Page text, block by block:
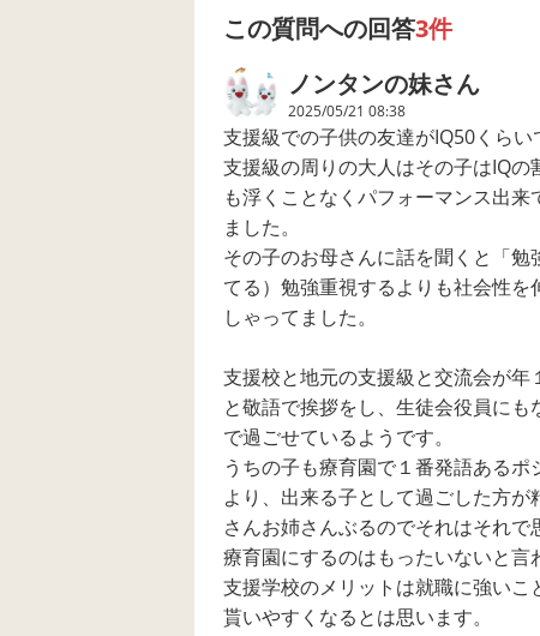
ていただいていま
す。 支援学級では本
ていただいていま
す。 毎日私が送り迎
えをしていたり、 交
流学級の授業は、1年
生の1学期の数回以来
参加していなかった
り、 現在は1年生の3
学期のお勉強をして
いたりするので、中
学校は支援学校へ行
かせていただきたい
と思っていました。
中学校の支援学級も
見学に行かせていた
だいたのですが、 小
学校の支援学級で一
緒だったお友達がい
たことや、1つ下の妹
(自閉症スペクトラム
です)も、中学校の支
援学級へ入学させて
いただこうと思って
いるので、 中学校の
支援学級と、支援学
校のどちらが良いの
この質問への回答3件
ノンタンの妹さん
2025/05/21 08:38
支援級での子供の友達がIQ50くらい
支援級の周りの大人はその子はIQ
も浮くことなくパフォーマンス出
ました。
その子のお母さんに話を聞くと「
てる）勉強重視するよりも社会性
しゃってました。
支援校と地元の支援級と交流会が
と敬語で挨拶をし、生徒会役員に
で過ごせているようです。
うちの子も療育園で１番発語ある
より、出来る子として過ごした方
さんお姉さんぶるのでそれはそれ
療育園にするのはもったいないと言
支援学校のメリットは就職に強い
貰いやすくなるとは思います。